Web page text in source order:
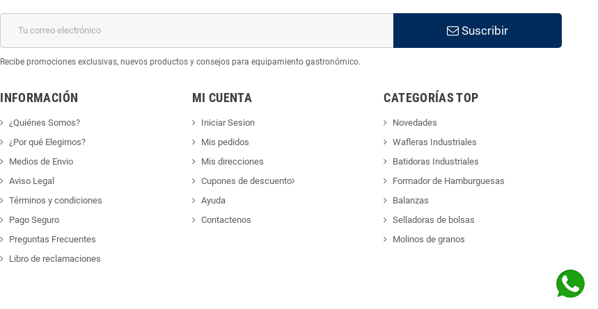
Suscribir
Recibe promociones exclusivas, nuevos productos y consejos para equipamiento gastronómico.
INFORMACIÓN
¿Quiénes Somos?
¿Por qué Elegirnos?
Medios de Envio
Aviso Legal
Términos y condiciones
Pago Seguro
Preguntas Frecuentes
Libro de reclamaciones
MI CUENTA
Iniciar Sesion
Mis pedidos
Mis direcciones
Cupones de descuento
Ayuda
Contactenos
CATEGORÍAS TOP
Novedades
Wafleras Industriales
Batidoras Industriales
Formador de Hamburguesas
Balanzas
Selladoras de bolsas
Molinos de granos